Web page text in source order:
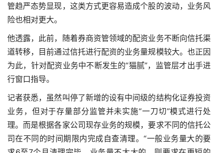
管趋严态势显现，这类方式更容易造成个股的波动，业务风
险也相对更大。
他透露，此前，随着券商资管领域的配资业务不断向信托渠
道转移，目前通过信托进行配资的业务量规模较大。也正因
为此，针对配资业务中不断发生的“猫腻”，监管层才出手进
行窗口指导。
记者获悉，虽然叫停了新增的设有中间级的结构化证券投资
业务，但对于存量部分监管并未实施“一刀切”模式进行处
理。而是根据各家公司现存业务的规模，要求不同的信托公
司在不同的时间期限内完成自查清理。“一般业务量大的要